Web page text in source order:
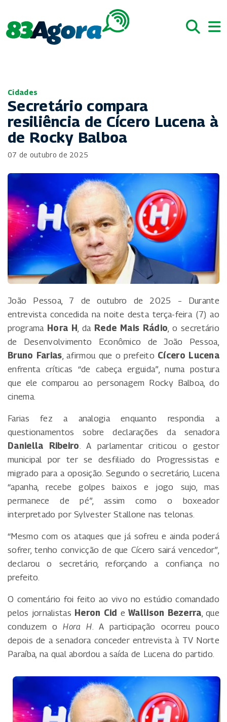
Cidades
Secretário compara
resiliência de Cícero Lucena à
de Rocky Balboa
07 de outubro de 2025
João Pessoa, 7 de outubro de 2025 – Durante
entrevista concedida na noite desta terça-feira (7) ao
programa Hora H , da Rede Mais Rádio , o secretário
de Desenvolvimento Econômico de João Pessoa,
Bruno Farias , afirmou que o prefeito Cícero Lucena
enfrenta críticas “de cabeça erguida”, numa postura
que ele comparou ao personagem Rocky Balboa, do
cinema.
Farias fez a analogia enquanto respondia a
questionamentos sobre declarações da senadora
Daniella Ribeiro . A parlamentar criticou o gestor
municipal por ter se desfiliado do Progressistas e
migrado para a oposição. Segundo o secretário, Lucena
“apanha, recebe golpes baixos e jogo sujo, mas
permanece de pé”, assim como o boxeador
interpretado por Sylvester Stallone nas telonas.
“Mesmo com os ataques que já sofreu e ainda poderá
sofrer, tenho convicção de que Cícero sairá vencedor”,
declarou o secretário, reforçando a confiança no
prefeito.
O comentário foi feito ao vivo no estúdio comandado
pelos jornalistas Heron Cid eWallison Bezerra , que
conduzem oHora H . A participação ocorreu pouco
depois de a senadora conceder entrevista à TV Norte
Paraíba, na qual abordou a saída de Lucena do partido.